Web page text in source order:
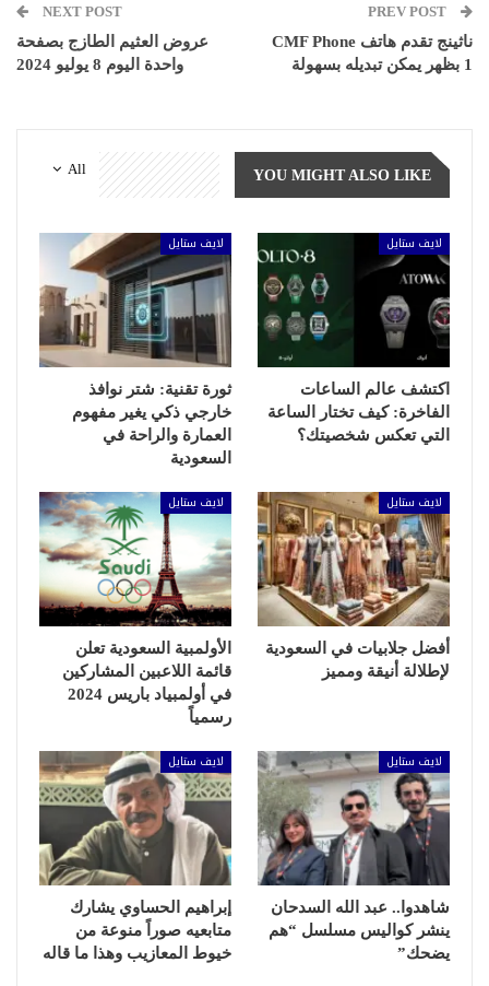
ناثينج تقدم هاتف CMF Phone
1 بظهر يمكن تبديله بسهولة
NEXT POST
عروض العثيم الطازج بصفحة
واحدة اليوم 8 يوليو 2024
All YOU MIGHT ALSO LIKE
لايف ستايل
اكتشف عالم الساعات
الفاخرة: كيف تختار الساعة
التي تعكس شخصيتك؟
لايف ستايل
ثورة تقنية: شتر نوافذ
خارجي ذكي يغير مفهوم
العمارة والراحة في
السعودية
لايف ستايل
أفضل جلابيات في السعودية
لإطلالة أنيقة ومميز
لايف ستايل
الأولمبية السعودية تعلن
قائمة اللاعبين المشاركين
في أولمبياد باريس 2024
رسمياً
لايف ستايل
شاهدوا.. عبد الله السدحان
ينشر كواليس مسلسل “هم
يضحك”
لايف ستايل
إبراهيم الحساوي يشارك
متابعيه صوراً منوعة من
خيوط المعازيب وهذا ما قاله